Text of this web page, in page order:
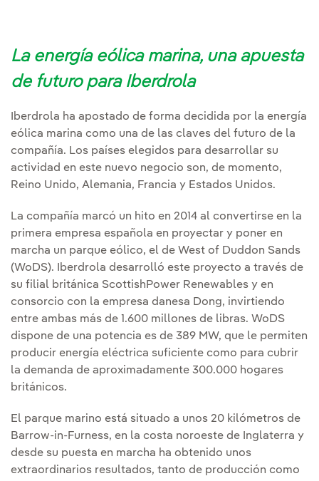
La energía eólica marina, una apuesta
de futuro para Iberdrola
Iberdrola ha apostado de forma decidida por la energía
eólica marina como una de las claves del futuro de la
compañía. Los países elegidos para desarrollar su
actividad en este nuevo negocio son, de momento,
Reino Unido, Alemania, Francia y Estados Unidos.
La compañía marcó un hito en 2014 al convertirse en la
primera empresa española en proyectar y poner en
marcha un parque eólico, el de West of Duddon Sands
(WoDS). Iberdrola desarrolló este proyecto a través de
su filial británica ScottishPower Renewables y en
consorcio con la empresa danesa Dong, invirtiendo
entre ambas más de 1.600 millones de libras. WoDS
dispone de una potencia es de 389 MW, que le permiten
producir energía eléctrica suficiente como para cubrir
la demanda de aproximadamente 300.000 hogares
británicos.
El parque marino está situado a unos 20 kilómetros de
Barrow-in-Furness, en la costa noroeste de Inglaterra y
desde su puesta en marcha ha obtenido unos
extraordinarios resultados, tanto de producción como